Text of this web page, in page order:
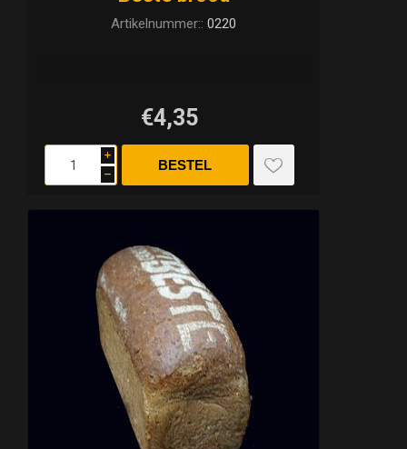
Artikelnummer:: 0220
€4,35
i
h